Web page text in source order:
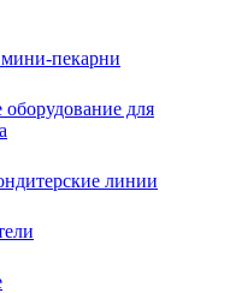
пекарни
для
линии